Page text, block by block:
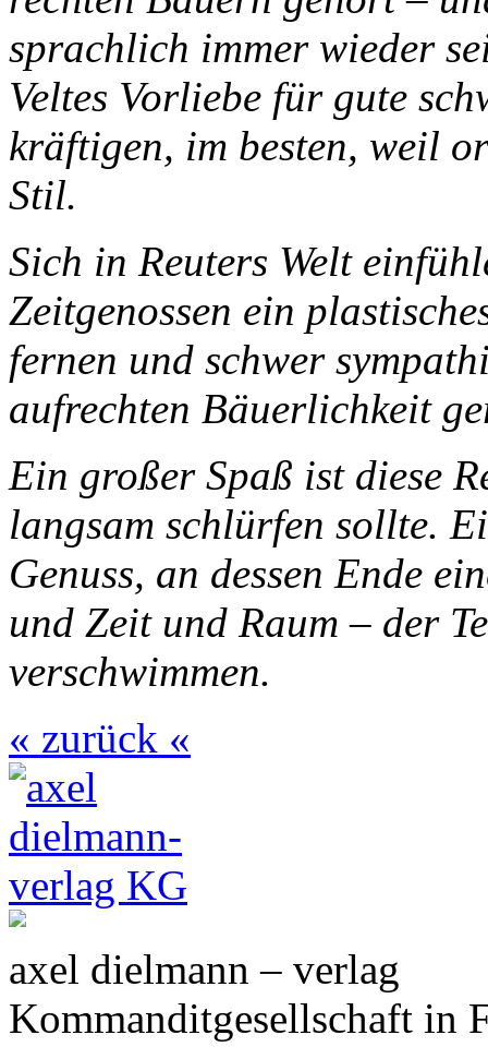
sprachlich immer wieder
Veltes Vorliebe für gute
kräftigen, im besten, weil
Stil.
Sich in Reuters Welt
Zeitgenossen ein
fernen und schwer
aufrechten Bäuerlichkeit
Ein großer Spaß ist diese
langsam schlürfen sollte.
Genuss, an dessen Ende
und Zeit und Raum – der
verschwimmen.
« zurück «
axel dielmann – verlag
Kommanditgesellschaft in